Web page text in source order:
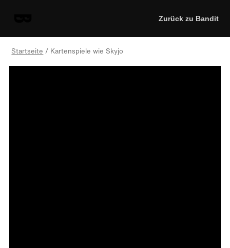
Zurück zu Bandit
Startseite / Kartenspiele wie Skyjo